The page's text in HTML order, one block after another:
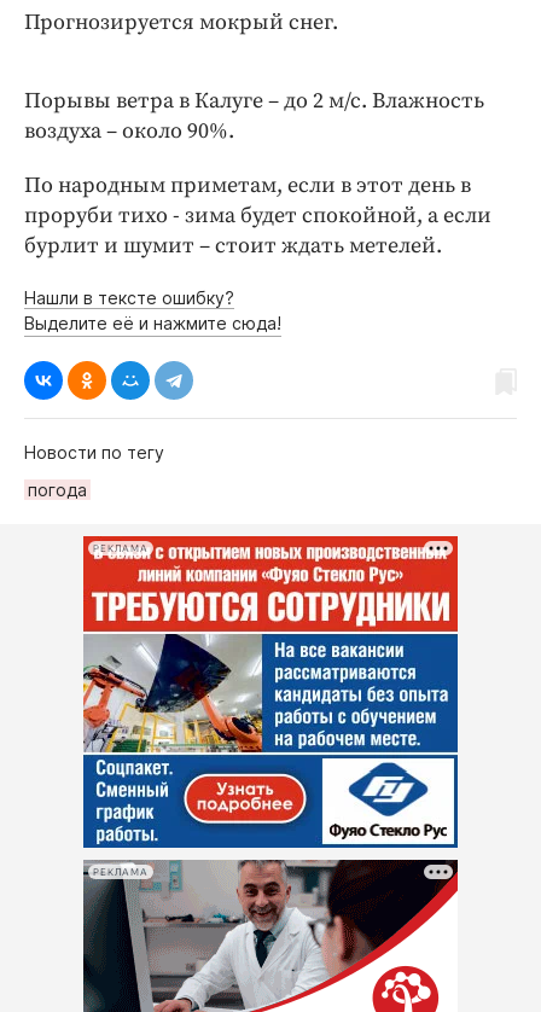
Клиника года
Работодатель года
Прогнозируется мокрый снег.
Порывы ветра в Калуге – до 2 м/с. Влажность
воздуха – около 90%.
По народным приметам, если в этот день в
проруби тихо - зима будет спокойной, а если
бурлит и шумит – стоит ждать метелей.
Нашли в тексте ошибку?
Выделите её и нажмите сюда!
Новости по тегу
погода
РЕКЛАМА
РЕКЛАМА